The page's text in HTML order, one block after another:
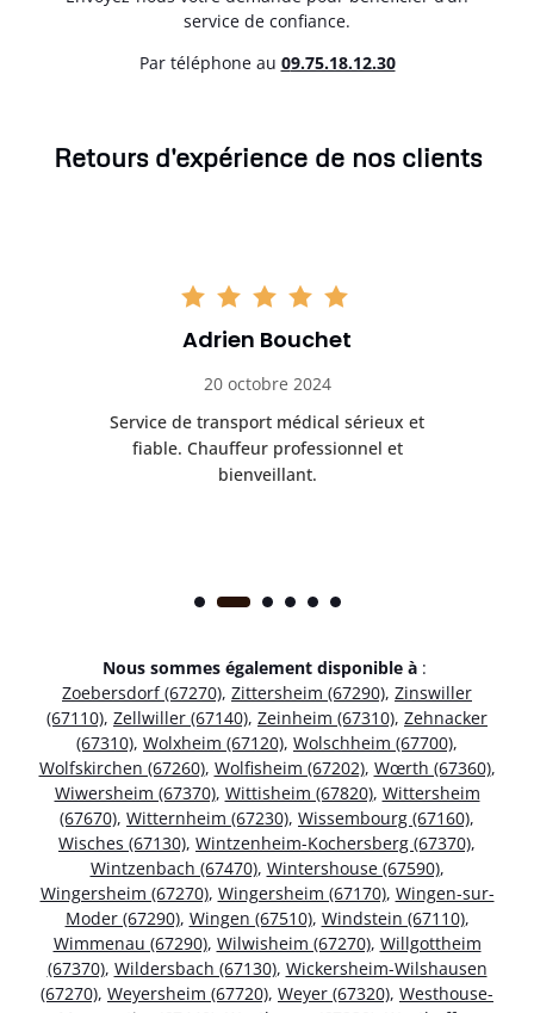
service de confiance.
Par téléphone au 09.75.18.12.30
Retours d'expérience de nos clients
Adrien Bouchet
20 octobre 2024
Service de transport médical sérieux et
fiable. Chauffeur professionnel et
bienveillant.
Nous sommes également disponible à :
Zoebersdorf (67270), Zittersheim (67290), Zinswiller
(67110), Zellwiller (67140), Zeinheim (67310), Zehnacker
(67310), Wolxheim (67120), Wolschheim (67700),
Wolfskirchen (67260), Wolfisheim (67202), Wœrth (67360),
Wiwersheim (67370), Wittisheim (67820), Wittersheim
(67670), Witternheim (67230), Wissembourg (67160),
Wisches (67130), Wintzenheim-Kochersberg (67370),
Wintzenbach (67470), Wintershouse (67590),
Wingersheim (67270), Wingersheim (67170), Wingen-sur-
Moder (67290), Wingen (67510), Windstein (67110),
Wimmenau (67290), Wilwisheim (67270), Willgottheim
(67370), Wildersbach (67130), Wickersheim-Wilshausen
(67270), Weyersheim (67720), Weyer (67320), Westhouse-